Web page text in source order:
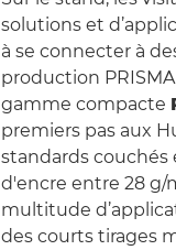
solutions et
à se connecter à
production
gamme compacte
premiers pas aux
standards couchés
d'encre entre 28 g/
multitude
des courts tirages